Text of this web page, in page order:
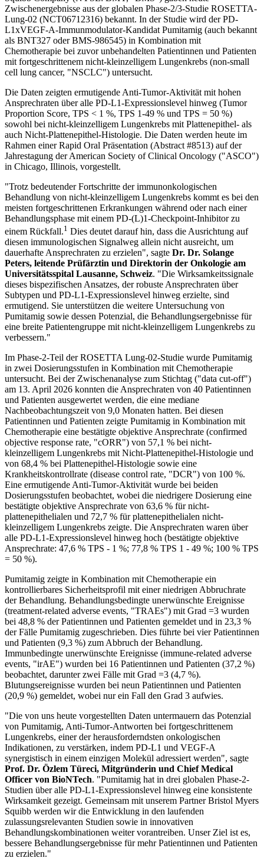
Zwischenergebnisse aus der globalen Phase-2/3-Studie ROSETTA-
Lung-02 (NCT06712316) bekannt. In der Studie wird der PD-
L1xVEGF-A-Immunmodulator-Kandidat Pumitamig (auch bekannt
als BNT327 oder BMS-986545) in Kombination mit
Chemotherapie bei zuvor unbehandelten Patientinnen und Patienten
mit fortgeschrittenem nicht-kleinzelligem Lungenkrebs (non-small
cell lung cancer, "NSCLC") untersucht.
Die Daten zeigten ermutigende Anti-Tumor-Aktivität mit hohen
Ansprechraten über alle PD-L1-Expressionslevel hinweg (Tumor
Proportion Score, TPS < 1 %, TPS 1-49 % und TPS = 50 %)
sowohl bei nicht-kleinzelligem Lungenkrebs mit Plattenepithel- als
auch Nicht-Plattenepithel-Histologie. Die Daten werden heute im
Rahmen einer Rapid Oral Präsentation (Abstract #8513) auf der
Jahrestagung der American Society of Clinical Oncology ("ASCO")
in Chicago, Illinois, vorgestellt.
"Trotz bedeutender Fortschritte der immunonkologischen
Behandlung von nicht-kleinzelligem Lungenkrebs kommt es bei den
meisten fortgeschrittenen Erkrankungen während oder nach einer
Behandlungsphase mit einem PD-(L)1-Checkpoint-Inhibitor zu
einem Rückfall.1 Dies deutet darauf hin, dass die Ausrichtung auf
diesen immunologischen Signalweg allein nicht ausreicht, um
dauerhafte Ansprechraten zu erzielen", sagte Dr. Dr. Solange
Peters, leitende Prüfärztin und Direktorin der Onkologie am
Universitätsspital Lausanne, Schweiz. "Die Wirksamkeitssignale
dieses bispezifischen Ansatzes, der robuste Ansprechraten über
Subtypen und PD-L1-Expressionslevel hinweg erzielte, sind
ermutigend. Sie unterstützen die weitere Untersuchung von
Pumitamig sowie dessen Potenzial, die Behandlungsergebnisse für
eine breite Patientengruppe mit nicht-kleinzelligem Lungenkrebs zu
verbessern."
Im Phase-2-Teil der ROSETTA Lung-02-Studie wurde Pumitamig
in zwei Dosierungsstufen in Kombination mit Chemotherapie
untersucht. Bei der Zwischenanalyse zum Stichtag ("data cut-off")
am 13. April 2026 konnten die Ansprechraten von 40 Patientinnen
und Patienten ausgewertet werden, die eine mediane
Nachbeobachtungszeit von 9,0 Monaten hatten. Bei diesen
Patientinnen und Patienten zeigte Pumitamig in Kombination mit
Chemotherapie eine bestätigte objektive Ansprechrate (confirmed
objective response rate, "cORR") von 57,1 % bei nicht-
kleinzelligem Lungenkrebs mit Nicht-Plattenepithel-Histologie und
von 68,4 % bei Plattenepithel-Histologie sowie eine
Krankheitskontrollrate (disease control rate, "DCR") von 100 %.
Eine ermutigende Anti-Tumor-Aktivität wurde bei beiden
Dosierungsstufen beobachtet, wobei die niedrigere Dosierung eine
bestätigte objektive Ansprechrate von 63,6 % für nicht-
plattenepithelialen und 72,7 % für plattenepithelialen nicht-
kleinzelligem Lungenkrebs zeigte. Die Ansprechraten waren über
alle PD-L1-Expressionslevel hinweg hoch (bestätigte objektive
Ansprechrate: 47,6 % TPS - 1 %; 77,8 % TPS 1 - 49 %; 100 % TPS
= 50 %).
Pumitamig zeigte in Kombination mit Chemotherapie ein
kontrollierbares Sicherheitsprofil mit einer niedrigen Abbruchrate
der Behandlung. Behandlungsbedingte unerwünschte Ereignisse
(treatment-related adverse events, "TRAEs") mit Grad =3 wurden
bei 48,8 % der Patientinnen und Patienten gemeldet und in 23,3 %
der Fälle Pumitamig zugeschrieben. Dies führte bei vier Patientinnen
und Patienten (9,3 %) zum Abbruch der Behandlung.
Immunbedingte unerwünschte Ereignisse (immune-related adverse
events, "irAE") wurden bei 16 Patientinnen und Patienten (37,2 %)
beobachtet, darunter zwei Fälle mit Grad =3 (4,7 %).
Blutungsereignisse wurden bei neun Patientinnen und Patienten
(20,9 %) gemeldet, wobei nur ein Fall den Grad 3 aufwies.
"Die von uns heute vorgestellten Daten untermauern das Potenzial
von Pumitamig, Anti-Tumor-Antworten bei fortgeschrittenem
Lungenkrebs, einer der herausforderndsten onkologischen
Indikationen, zu verstärken, indem PD-L1 und VEGF-A
synergistisch in einem einzigen Molekül adressiert werden", sagte
Prof. Dr. Özlem Türeci, Mitgründerin und Chief Medical
Officer von BioNTech. "Pumitamig hat in drei globalen Phase-2-
Studien über alle PD-L1-Expressionslevel hinweg eine konsistente
Wirksamkeit gezeigt. Gemeinsam mit unserem Partner Bristol Myers
Squibb werden wir die Entwicklung in den laufenden
zulassungsrelevanten Studien sowie in innovativen
Behandlungskombinationen weiter vorantreiben. Unser Ziel ist es,
bessere Behandlungsergebnisse für mehr Patientinnen und Patienten
zu erzielen."